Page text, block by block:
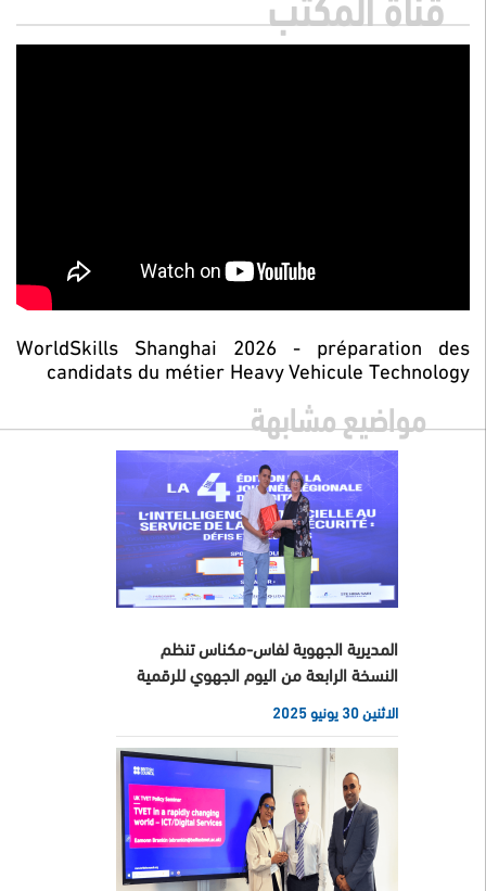
WorldSkills Shanghai 2026 - préparation des
candidats du métier Heavy Vehicule Technology
مواضيع مشابهة
المديرية الجهوية لفاس-مكناس تنظم
النسخة الرابعة من اليوم الجهوي للرقمية
الاثنين 30 يونيو 2025